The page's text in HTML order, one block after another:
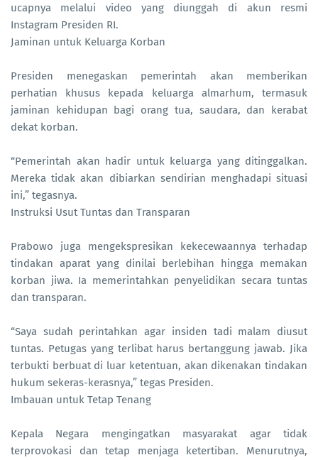
ucapnya melalui video yang diunggah di akun resmi
Instagram Presiden RI.
Jaminan untuk Keluarga Korban
Presiden menegaskan pemerintah akan memberikan
perhatian khusus kepada keluarga almarhum, termasuk
jaminan kehidupan bagi orang tua, saudara, dan kerabat
dekat korban.
“Pemerintah akan hadir untuk keluarga yang ditinggalkan.
Mereka tidak akan dibiarkan sendirian menghadapi situasi
ini,” tegasnya.
Instruksi Usut Tuntas dan Transparan
Prabowo juga mengekspresikan kekecewaannya terhadap
tindakan aparat yang dinilai berlebihan hingga memakan
korban jiwa. Ia memerintahkan penyelidikan secara tuntas
dan transparan.
“Saya sudah perintahkan agar insiden tadi malam diusut
tuntas. Petugas yang terlibat harus bertanggung jawab. Jika
terbukti berbuat di luar ketentuan, akan dikenakan tindakan
hukum sekeras-kerasnya,” tegas Presiden.
Imbauan untuk Tetap Tenang
Kepala Negara mengingatkan masyarakat agar tidak
terprovokasi dan tetap menjaga ketertiban. Menurutnya,